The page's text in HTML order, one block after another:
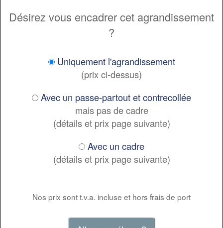
Désirez vous encadrer cet agrandissement
?
Uniquement l'agrandissement
(prix ci-dessus)
Avec un passe-partout et contrecollée
mais pas de cadre
(détails et prix page suivante)
Avec un cadre
(détails et prix page suivante)
Nos prix sont t.v.a. incluse et hors frais de port